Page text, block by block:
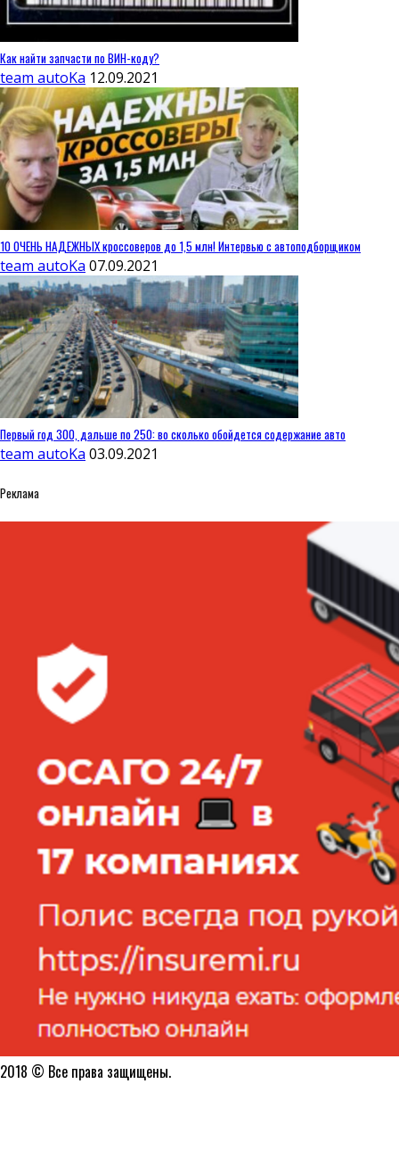
Как найти запчасти по ВИН-коду?
team autoKa 12.09.2021
10 ОЧЕНЬ НАДЕЖНЫХ кроссоверов до 1,5 млн! Интервью с автоподборщиком
team autoKa 07.09.2021
Первый год 300, дальше по 250: во сколько обойдется содержание авто
team autoKa 03.09.2021
Реклама
2018 © Все права защищены.